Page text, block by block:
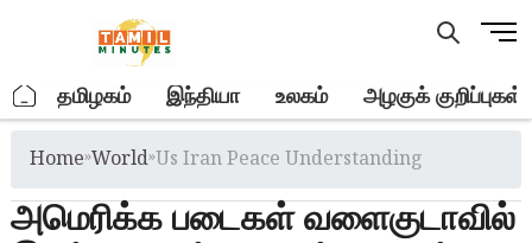
M
u
t
. தமிழகம் இந்தியா உலகம் அழகுக் குறிப்புகள்
Home»World»Us Iran Peace Understanding
அமெரிக்க படைகள் வளைகுடாவில்